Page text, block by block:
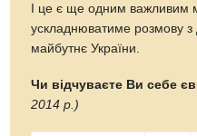
І це є ще одним важливим
ускладнюватиме розмову
майбутнє України.
Чи відчуваєте Ви себе
2014 р.)